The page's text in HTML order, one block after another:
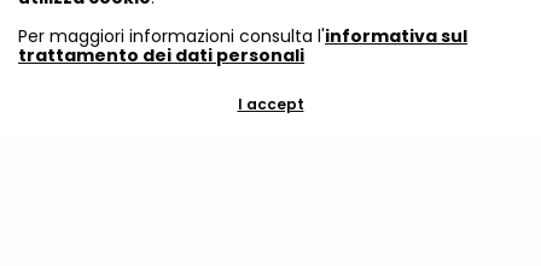
Non perdere l’occasione di crescere professionalmente in
un ambiente dinamico e innovativo!
Per maggiori informazioni consulta l'informativa sul
trattamento dei dati personali
I accept